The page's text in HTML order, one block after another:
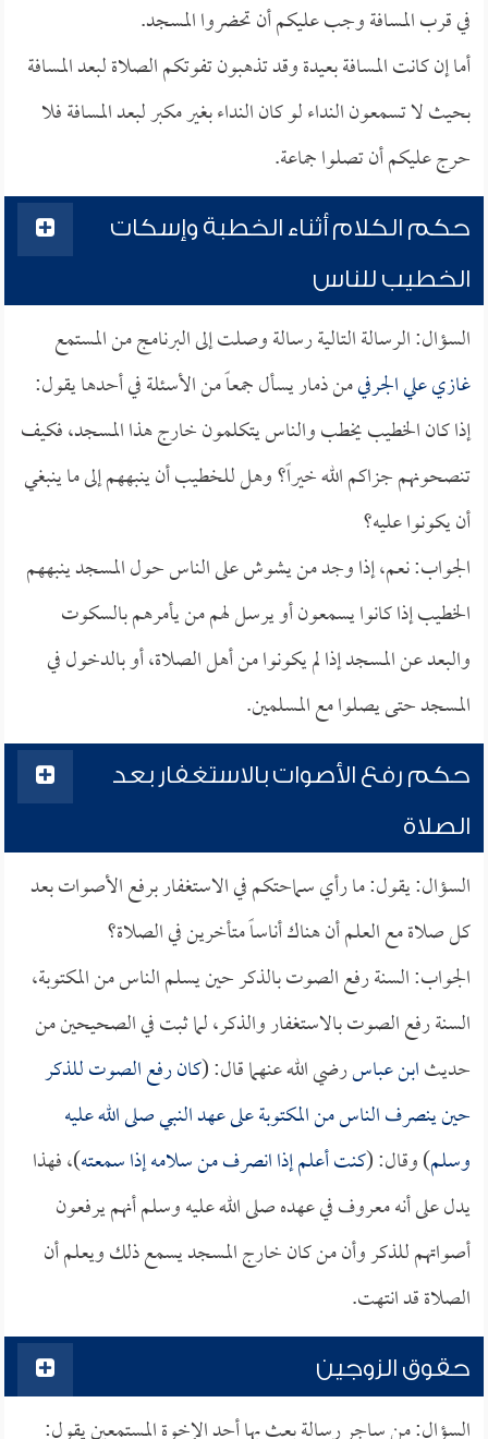
في قرب المسافة وجب عليكم أن تحضروا المسجد.
أما إن كانت المسافة بعيدة وقد تذهبون تفوتكم الصلاة لبعد المسافة
بحيث لا تسمعون النداء لو كان النداء بغير مكبر لبعد المسافة فلا
حرج عليكم أن تصلوا جماعة.
حكم الكلام أثناء الخطبة وإسكات
الخطيب للناس
السؤال: الرسالة التالية رسالة وصلت إلى البرنامج من المستمع
غازي علي الجرفيمن ذمار يسأل جمعاً من الأسئلة في أحدها يقول:
إذا كان الخطيب يخطب والناس يتكلمون خارج هذا المسجد، فكيف
تنصحونهم جزاكم الله خيراً؟ وهل للخطيب أن ينبههم إلى ما ينبغي
أن يكونوا عليه؟
الجواب: نعم، إذا وجد من يشوش على الناس حول المسجد ينبههم
الخطيب إذا كانوا يسمعون أو يرسل لهم من يأمرهم بالسكوت
والبعد عن المسجد إذا لم يكونوا من أهل الصلاة، أو بالدخول في
المسجد حتى يصلوا مع المسلمين.
حكم رفع الأصوات بالاستغفار بعد
الصلاة
السؤال: يقول: ما رأي سماحتكم في الاستغفار برفع الأصوات بعد
كل صلاة مع العلم أن هناك أناساً متأخرين في الصلاة؟
الجواب: السنة رفع الصوت بالذكر حين يسلم الناس من المكتوبة،
السنة رفع الصوت بالاستغفار والذكر، لما ثبت في الصحيحين من
حديثابن عباسرضي الله عنهما قال: (كان رفع الصوت للذكر
حين ينصرف الناس من المكتوبة على عهد النبي صلى الله عليه
وسلم) وقال: (كنت أعلم إذا انصرف من سلامه إذا سمعته)، فهذا
يدل على أنه معروف في عهده صلى الله عليه وسلم أنهم يرفعون
أصواتهم للذكر وأن من كان خارج المسجد يسمع ذلك ويعلم أن
الصلاة قد انتهت.
حقوق الزوجين